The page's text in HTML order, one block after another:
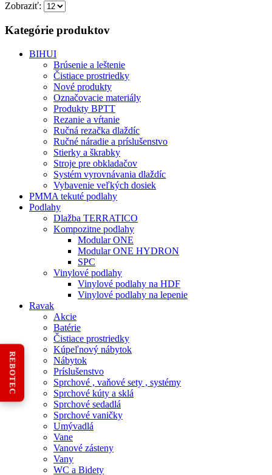
produktu.
variantov.
môžete
vybrať
na
stránke
produktu.
Zobraziť:
Kategórie produktov
BIHUI
Brúsenie a leštenie
Čistiace prostriedky
Nové produkty
Označovacie materiály
Produkty BPTT
Rezanie a vŕtanie
Ručná rezačka dlaždíc
Ručné náradie a príslušenstvo
Stierky a škrabky
Stroje pre obkladačov
Systém vyrovnávania dlaždíc
Vybavenie veľkých dosiek
PMMA tekuté podlahy
Podlahy
Dlažba TERRATICO
Kompozitne podlahy
Modular ONE
Modular ONE HYDRON
SPC
Vinylové podlahy
Vinylové podlahy na HDF
Vinylové podlahy na lepenie
Ravak
Akcie
Batérie
Čistiace prostriedky
Kúpeľnový nábytok
Nábytok
Príslušenstvo
Sprchové , vaňové sety , systémy
Sprchové kúty a sklá
Sprchové sedadlá
Sprchové vaničky
Umývadlá
Vane
Vanové zásteny
Vany
WC a Bidety
REBOTEC